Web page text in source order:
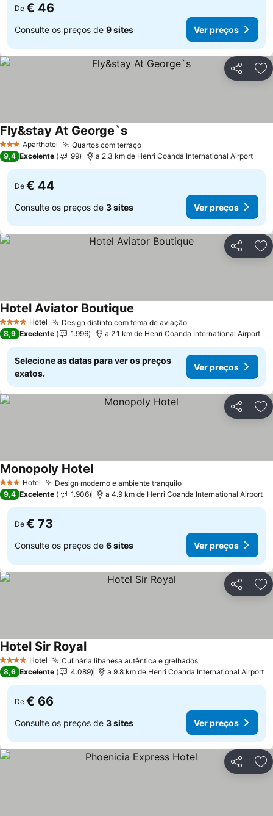
De € 46
Consulte os preços de 9 sites Ver preços
Partilhar
3 EstrelasAparthotel Quartos com terraço
Fly&stay At George`s
9,4 Excelente 99 a 2.3 km de Henri Coanda International Airport
De € 44
Consulte os preços de 3 sites Ver preços
Partilhar
4 EstrelasHotel Design distinto com tema de aviação
Hotel Aviator Boutique
8,9 Excelente 1.996 a 2.1 km de Henri Coanda International Airport
Selecione as datas para ver os preços
exatos.
Ver preços
Partilhar
3 EstrelasHotel Design moderno e ambiente tranquilo
Monopoly Hotel
9,4 Excelente 1.906 a 4.9 km de Henri Coanda International Airport
De € 73
Consulte os preços de 6 sites Ver preços
Partilhar
4 EstrelasHotel Culinária libanesa autêntica e grelhados
Hotel Sir Royal
8,6 Excelente 4.089 a 9.8 km de Henri Coanda International Airport
De € 66
Consulte os preços de 3 sites Ver preços
Partilhar